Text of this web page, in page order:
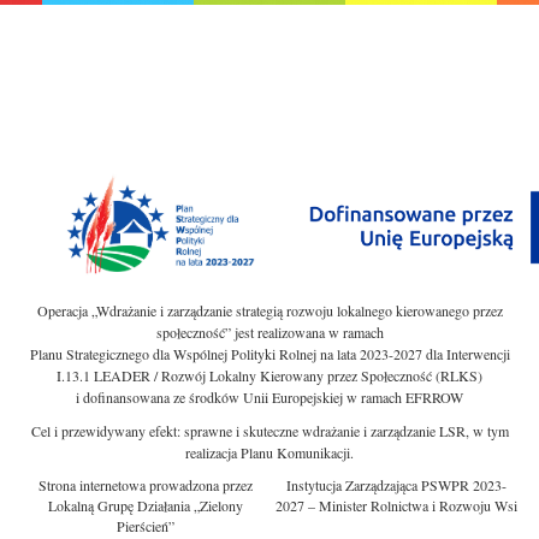
Operacja „Wdrażanie i zarządzanie strategią rozwoju lokalnego kierowanego przez
społeczność” jest realizowana w ramach
Planu Strategicznego dla Wspólnej Polityki Rolnej na lata 2023-2027 dla Interwencji
I.13.1 LEADER / Rozwój Lokalny Kierowany przez Społeczność (RLKS)
i dofinansowana ze środków Unii Europejskiej w ramach EFRROW
Cel i przewidywany efekt: sprawne i skuteczne wdrażanie i zarządzanie LSR, w tym
realizacja Planu Komunikacji.
Strona internetowa prowadzona przez
Lokalną Grupę Działania „Zielony
Pierścień”
Instytucja Zarządzająca PSWPR 2023-
2027 – Minister Rolnictwa i Rozwoju Wsi